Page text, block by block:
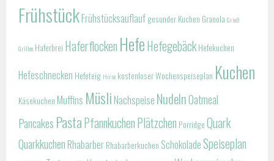
FrühstückFrühstücksauflauf gesunder Kuchen Granola Grieß
Grillen Haferbrei Haferflocken HefeHefegebäck Hefekuchen
Hefeschnecken Hefeteig Hirse kostenloser Wochenspeiseplan Kuchen
Käsekuchen Muffins Müsli Nachspeise NudelnOatmeal
Pancakes PastaPfannkuchenPlätzchen Porridge Quark
Quarkkuchen Rhabarber Rhabarberkuchen SchokoladeSpeiseplan